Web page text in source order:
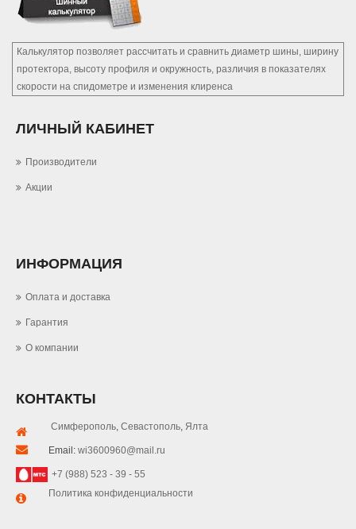
Калькулятор позволяет рассчитать и сравнить диаметр шины, ширину
протектора, высоту профиля и окружность, различия в показателях
скорости на спидометре и изменения клиренса
ЛИЧНЫЙ КАБИНЕТ
Производители
Акции
ИНФОРМАЦИЯ
Оплата и доставка
Гарантия
О компании
КОНТАКТЫ
Симферополь, Севастополь, Ялта
Email: wi3600960@mail.ru
+7 (988) 523 - 39 - 55
Политика конфиденциальности